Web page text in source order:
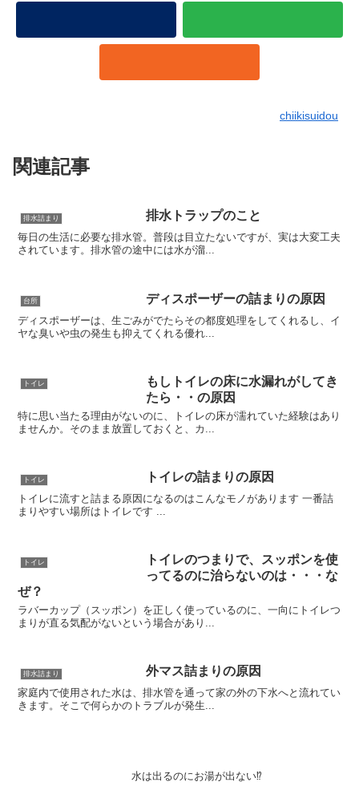
chiikisuidou
関連記事
排水詰まり 排水トラップのこと
毎日の生活に必要な排水管。普段は目立たないですが、実は大変工夫
されています。排水管の途中には水が溜...
台所 ディスポーザーの詰まりの原因
ディスポーザーは、生ごみがでたらその都度処理をしてくれるし、イ
ヤな臭いや虫の発生も抑えてくれる優れ...
トイレ
もしトイレの床に水漏れがしてき
たら・・の原因
特に思い当たる理由がないのに、トイレの床が濡れていた経験はあり
ませんか。そのまま放置しておくと、カ...
トイレ トイレの詰まりの原因
トイレに流すと詰まる原因になるのはこんなモノがあります 一番詰
まりやすい場所はトイレです ...
トイレ
トイレのつまりで、スッポンを使
ってるのに治らないのは・・・な
ぜ？
ラバーカップ（スッポン）を正しく使っているのに、一向にトイレつ
まりが直る気配がないという場合があり...
排水詰まり 外マス詰まりの原因
家庭内で使用された水は、排水管を通って家の外の下水へと流れてい
きます。そこで何らかのトラブルが発生...
水は出るのにお湯が出ない⁉